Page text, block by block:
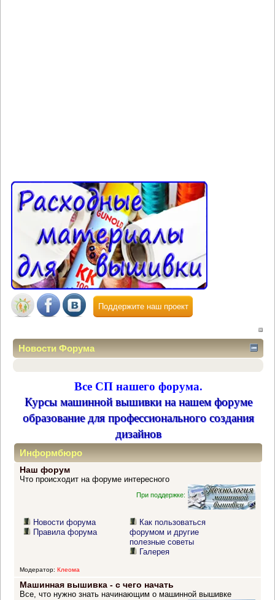
Поддержите наш проект
Новости Форума
Все СП нашего форума.
Курсы машинной вышивки на нашем форуме
образование для профессионального создания
дизайнов
Информбюро
Наш форум
Что происходит на форуме интересного
При поддержке:
Новости форума
Правила форума
Как пользоваться
форумом и другие
полезные советы
Галерея
Модератор: Клеома
Машинная вышивка - с чего начать
Все, что нужно знать начинающим о машинной вышивке